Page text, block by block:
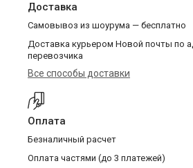
Доставка
Самовывоз из шоурума — бесплатно
Доставка курьером Новой почты по
перевозчика
Все способы доставки
Оплата
Безналичный расчет
Оплата частями (до 3 платежей)